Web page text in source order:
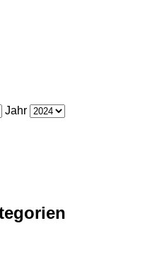
Jahr